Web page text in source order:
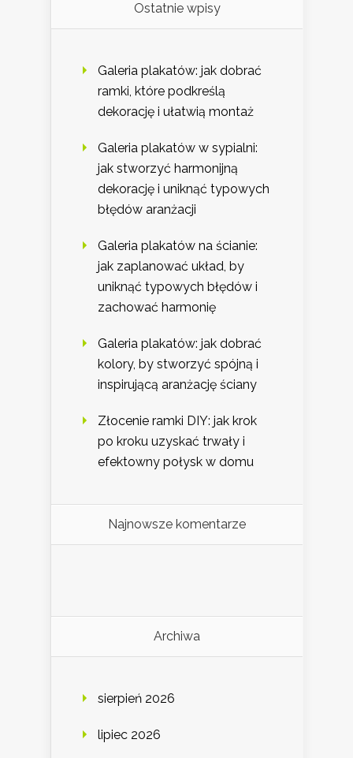
Ostatnie wpisy
Galeria plakatów: jak dobrać
ramki, które podkreślą
dekorację i ułatwią montaż
Galeria plakatów w sypialni:
jak stworzyć harmonijną
dekorację i uniknąć typowych
błędów aranżacji
Galeria plakatów na ścianie:
jak zaplanować układ, by
uniknąć typowych błędów i
zachować harmonię
Galeria plakatów: jak dobrać
kolory, by stworzyć spójną i
inspirującą aranżację ściany
Złocenie ramki DIY: jak krok
po kroku uzyskać trwały i
efektowny połysk w domu
Najnowsze komentarze
Archiwa
sierpień 2026
lipiec 2026